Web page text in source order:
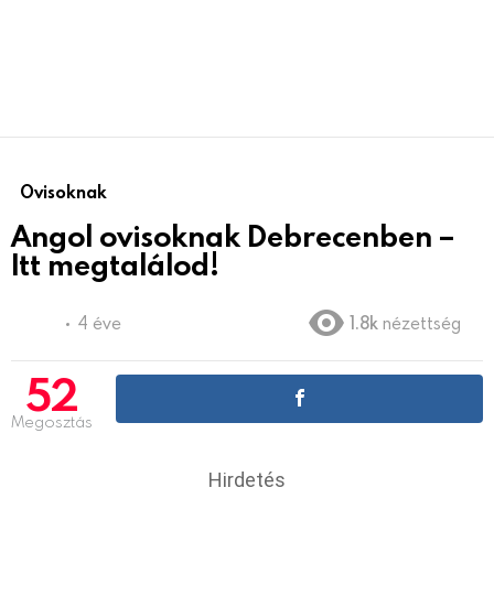
Ovisoknak
Angol ovisoknak Debrecenben –
Itt megtalálod!
4 éve 1.8k nézettség
52
Megosztás
Hirdetés